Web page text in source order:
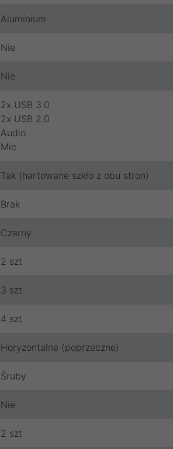
Aluminium
Nie
Nie
2x USB 3.0
2x USB 2.0
Audio
Mic
Tak (hartowane szkło z obu stron)
Brak
Czarny
2 szt
3 szt
4 szt
Horyzontalne (poprzeczne)
Śruby
Nie
2 szt